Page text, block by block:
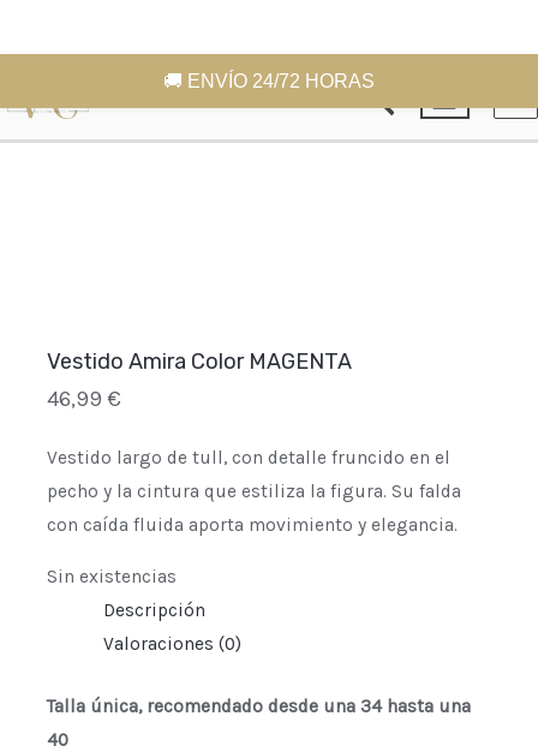
🚚 ENVÍO 24/72 HORAS
al
contenido
Buscar
Vestido Amira Color MAGENTA
46,99 €
Vestido largo de tull, con detalle fruncido en el
pecho y la cintura que estiliza la figura. Su falda
con caída fluida aporta movimiento y elegancia.
Sin existencias
Descripción
Valoraciones (0)
Talla única, recomendado desde una 34 hasta una
40
Este
producto
tiene
elegir
de
producto
El
precio
original
El
precio
actual